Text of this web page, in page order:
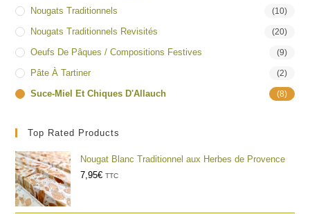
Nougats Traditionnels (10)
Nougats Traditionnels Revisités (20)
Oeufs De Pâques / Compositions Festives (9)
Pâte À Tartiner (2)
Suce-Miel Et Chiques D'Allauch (8)
Top Rated Products
Nougat Blanc Traditionnel aux Herbes de Provence
7,95€ TTC